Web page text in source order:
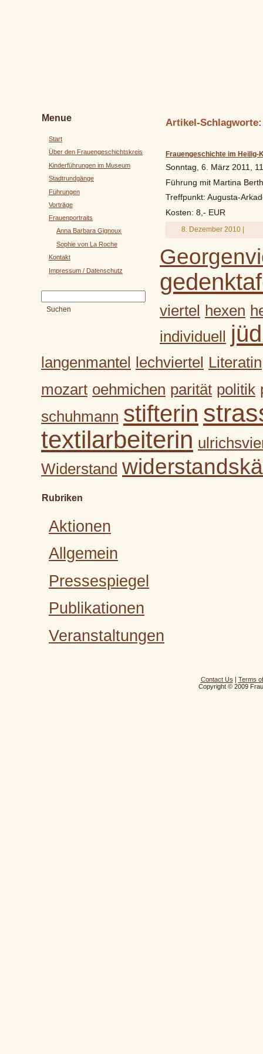
Menue
Start
Über den Frauengeschichtskreis
Kinderführungen im Museum
Stadtrundgänge
Führungen
Vorträge
Frauenportraits
Anna Barbara Gignoux
Sophie von La Roche
Kontakt
Impressum / Datenschutz
Artikel-
Frauengeschichte im Heilig-
Sonntag, 6. März 2011,
Führung mit Martina
Treffpunkt: Augusta-
Kosten: 8,- EUR
8. Dezember 2010 |
viertel hexen
individuell
langenmantel lechviertel Literatin
mozart oehmichen parität politik
schuhmann stifterin
textilarbeiterin
Widerstand
Rubriken
Aktionen
Allgemein
Pressespiegel
Publikationen
Veranstaltungen
Contact Us
Terms
Copyright © 2009